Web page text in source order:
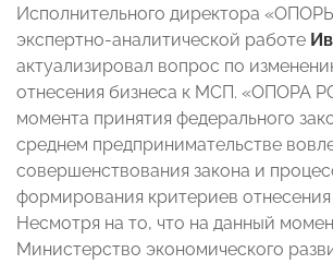
Исполнительного директора
экспертно-аналитической работе
актуализировал вопрос по
отнесения бизнеса к МСП. «ОПОРА
момента принятия федерального
среднем предпринимательстве
совершенствования закона и
формирования критериев
Несмотря на то, что на данный
Министерство экономического